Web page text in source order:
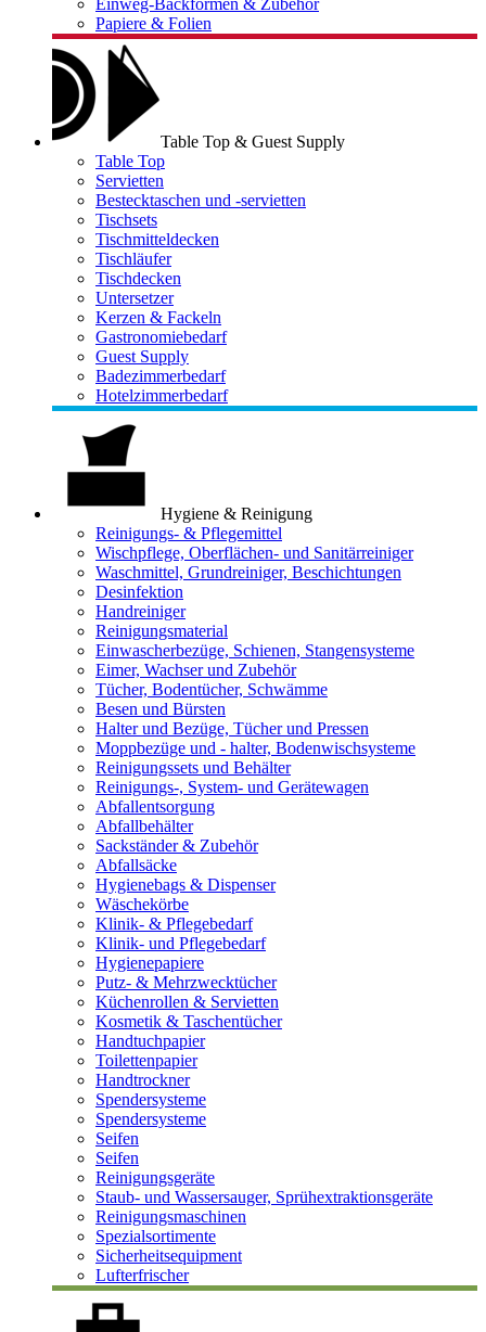
Einweg-Backformen & Zubehör
Papiere & Folien
Table Top & Guest Supply
Table Top
Servietten
Bestecktaschen und -servietten
Tischsets
Tischmitteldecken
Tischläufer
Tischdecken
Untersetzer
Kerzen & Fackeln
Gastronomiebedarf
Guest Supply
Badezimmerbedarf
Hotelzimmerbedarf
Hygiene & Reinigung
Reinigungs- & Pflegemittel
Wischpflege, Oberflächen- und Sanitärreiniger
Waschmittel, Grundreiniger, Beschichtungen
Desinfektion
Handreiniger
Reinigungsmaterial
Einwascherbezüge, Schienen, Stangensysteme
Eimer, Wachser und Zubehör
Tücher, Bodentücher, Schwämme
Besen und Bürsten
Halter und Bezüge, Tücher und Pressen
Moppbezüge und - halter, Bodenwischsysteme
Reinigungssets und Behälter
Reinigungs-, System- und Gerätewagen
Abfallentsorgung
Abfallbehälter
Sackständer & Zubehör
Abfallsäcke
Hygienebags & Dispenser
Wäschekörbe
Klinik- & Pflegebedarf
Klinik- und Pflegebedarf
Hygienepapiere
Putz- & Mehrzwecktücher
Küchenrollen & Servietten
Kosmetik & Taschentücher
Handtuchpapier
Toilettenpapier
Handtrockner
Spendersysteme
Spendersysteme
Seifen
Seifen
Reinigungsgeräte
Staub- und Wassersauger, Sprühextraktionsgeräte
Reinigungsmaschinen
Spezialsortimente
Sicherheitsequipment
Lufterfrischer